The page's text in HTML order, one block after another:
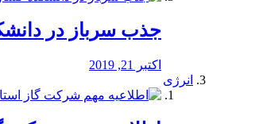
جذب سرباز در
اکتبر 21, 2019
انرژی